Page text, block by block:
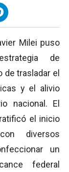
Milei puso
de
de trasladar el
y el alivio
nacional. El
el inicio
diversos
un
federal